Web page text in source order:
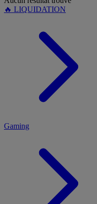
🔥 LIQUIDATION
Gaming